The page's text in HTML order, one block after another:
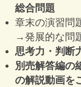
総合問題
章末の演習問
→発展的な問
思考力・判断
別売解答編の
の解説動画を